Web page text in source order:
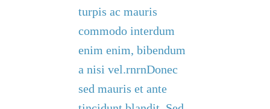
turpis ac mauris
commodo interdum
enim enim, bibendum
a nisi vel.rnrnDonec
sed mauris et ante